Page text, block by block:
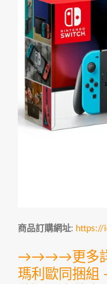
商品訂購網址: https://
→→→→更多詳
瑪利歐同捆組